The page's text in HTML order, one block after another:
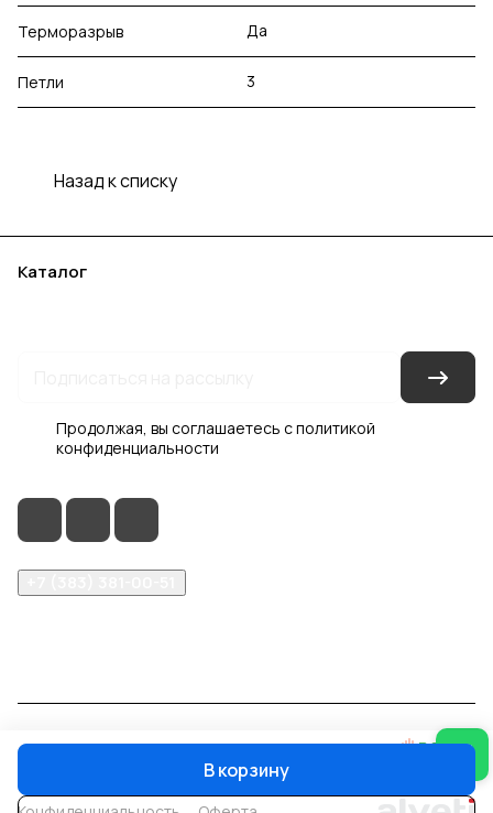
В корзину
Терморазрыв Да
Петли 3
Назад к списку
Каталог
Продолжая, вы соглашаетесь сполитикой
конфиденциальности
© 2026 Интер-Двери